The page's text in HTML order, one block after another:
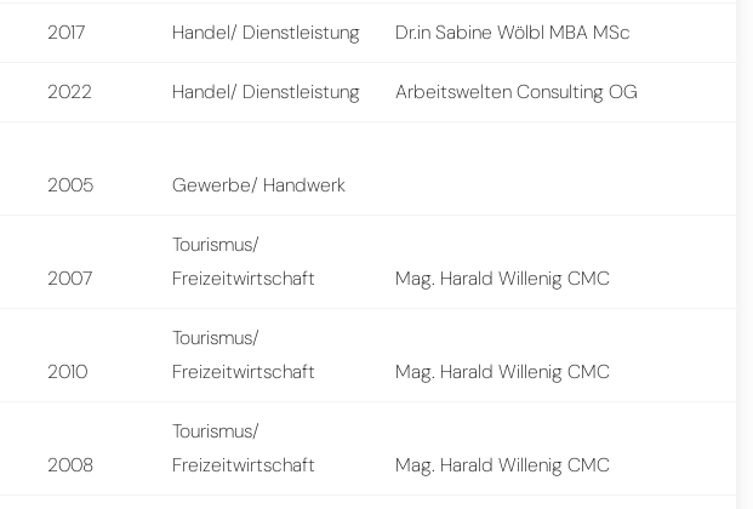
2017 Handel/ Dienstleistung Dr.in Sabine Wölbl MBA MSc
2022 Handel/ Dienstleistung Arbeitswelten Consulting OG
2005 Gewerbe/ Handwerk
2007
Tourismus/
Freizeitwirtschaft
Mag. Harald Willenig CMC
2010
Tourismus/
Freizeitwirtschaft
Mag. Harald Willenig CMC
2008
Tourismus/
Freizeitwirtschaft
Mag. Harald Willenig CMC